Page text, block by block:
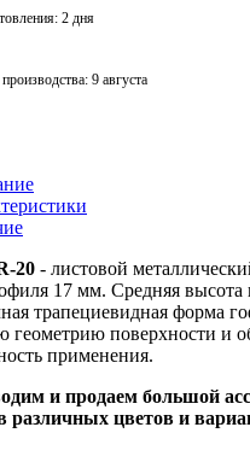
2 дня
9 августа
20 - листовой
17 мм. Средняя высота
трапециевидная форма
геометрию поверхности и
применения.
и продаем большой
различных цветов и